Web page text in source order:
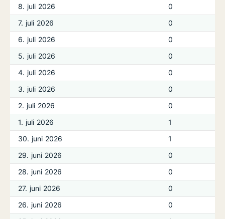
8. juli 2026
0
7. juli 2026
0
6. juli 2026
0
5. juli 2026
0
4. juli 2026
0
3. juli 2026
0
2. juli 2026
0
1. juli 2026
1
30. juni 2026
1
29. juni 2026
0
28. juni 2026
0
27. juni 2026
0
26. juni 2026
0